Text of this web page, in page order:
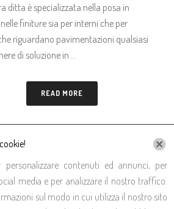
ditta è specializzata nella posa in
finiture sia per interni che per
riguardano pavimentazioni qualsiasi
di soluzione in ...
READ MORE
contenuti ed annunci, per
media e per analizzare il nostro traffico.
sul modo in cui utilizza il nostro sito